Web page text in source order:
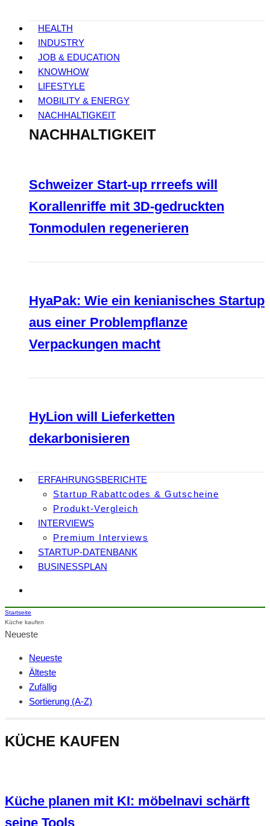
HEALTH
INDUSTRY
JOB & EDUCATION
KNOWHOW
LIFESTYLE
MOBILITY & ENERGY
NACHHALTIGKEIT
NACHHALTIGKEIT
Schweizer Start-up rrreefs will
Korallenriffe mit 3D-gedruckten
Tonmodulen regenerieren
HyaPak: Wie ein kenianisches Startup
aus einer Problempflanze
Verpackungen macht
HyLion will Lieferketten
dekarbonisieren
ERFAHRUNGSBERICHTE
Startup Rabattcodes & Gutscheine
Produkt-Vergleich
INTERVIEWS
Premium Interviews
STARTUP-DATENBANK
BUSINESSPLAN
Startseite
Küche kaufen
Neueste
Neueste
Älteste
Zufällig
Sortierung (A-Z)
KÜCHE KAUFEN
Küche planen mit KI: möbelnavi schärft
seine Tools